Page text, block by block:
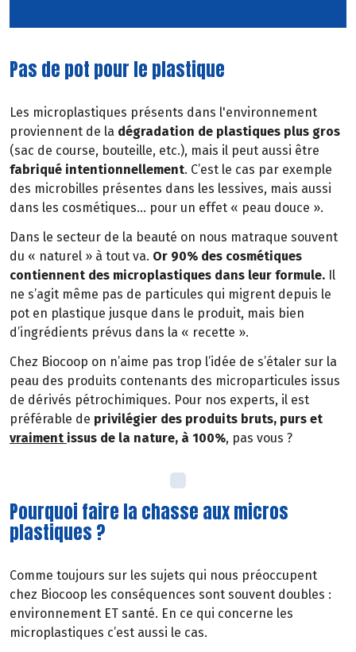
Pas de pot pour le plastique
Les microplastiques présents dans l'environnement
proviennent de la dégradation de plastiques plus gros
(sac de course, bouteille, etc.), mais il peut aussi être
fabriqué intentionnellement. C’est le cas par exemple
des microbilles présentes dans les lessives, mais aussi
dans les cosmétiques… pour un effet « peau douce ».
Dans le secteur de la beauté on nous matraque souvent
du « naturel » à tout va. Or 90% des cosmétiques
contiennent des microplastiques dans leur formule. Il
ne s’agit même pas de particules qui migrent depuis le
pot en plastique jusque dans le produit, mais bien
d’ingrédients prévus dans la « recette ».
Chez Biocoop on n’aime pas trop l’idée de s’étaler sur la
peau des produits contenants des microparticules issus
de dérivés pétrochimiques. Pour nos experts, il est
préférable de privilégier des produits bruts, purs et
vraiment issus de la nature, à 100%, pas vous ?
Pourquoi faire la chasse aux micros
plastiques ?
Comme toujours sur les sujets qui nous préoccupent
chez Biocoop les conséquences sont souvent doubles :
environnement ET santé. En ce qui concerne les
microplastiques c’est aussi le cas.